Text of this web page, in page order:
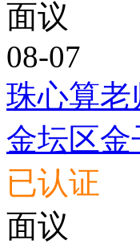
面议
08-07
珠心算老
金坛区
已认证
面议